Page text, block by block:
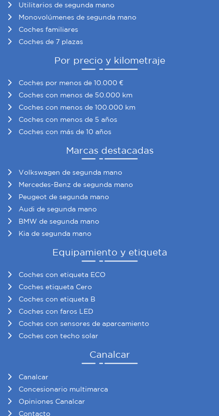
Utilitarios de segunda mano
Monovolúmenes de segunda mano
Coches familiares
Coches de 7 plazas
Por precio y kilometraje
Coches por menos de 10.000 €
Coches con menos de 50.000 km
Coches con menos de 100.000 km
Coches con menos de 5 años
Coches con más de 10 años
Marcas destacadas
Volkswagen de segunda mano
Mercedes-Benz de segunda mano
Peugeot de segunda mano
Audi de segunda mano
BMW de segunda mano
Kia de segunda mano
Equipamiento y etiqueta
Coches con etiqueta ECO
Coches etiqueta Cero
Coches con etiqueta B
Coches con faros LED
Coches con sensores de aparcamiento
Coches con techo solar
Canalcar
Canalcar
Concesionario multimarca
Opiniones Canalcar
Contacto